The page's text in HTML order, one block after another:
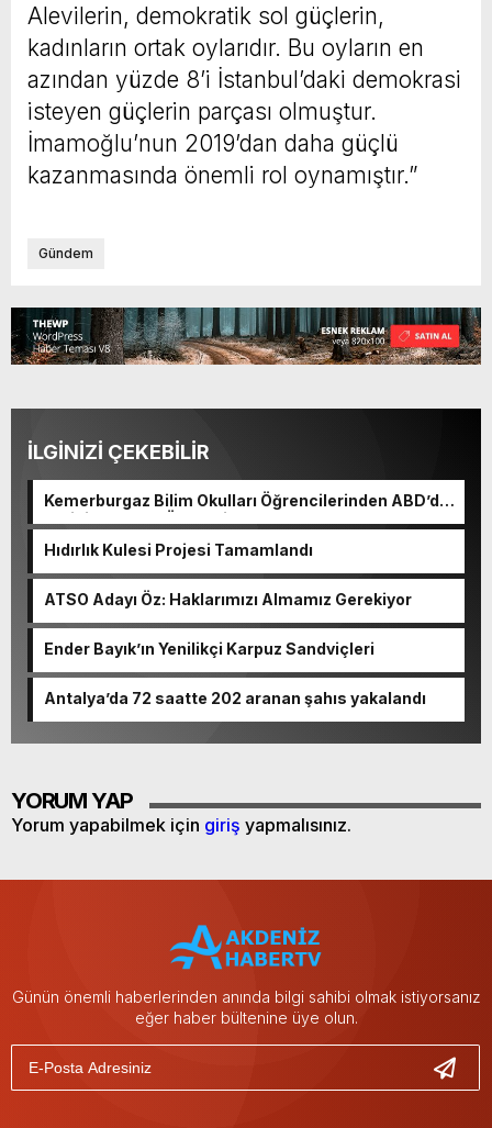
Alevilerin, demokratik sol güçlerin,
kadınların ortak oylarıdır. Bu oyların en
azından yüzde 8’i İstanbul’daki demokrasi
isteyen güçlerin parçası olmuştur.
İmamoğlu’nun 2019’dan daha güçlü
kazanmasında önemli rol oynamıştır.”
Gündem
İLGİNİZİ ÇEKEBİLİR
Kemerburgaz Bilim Okulları Öğrencilerinden ABD’de
Tarihi Başarı: 6 Öğrenci 14 Madalya Kazandı
Hıdırlık Kulesi Projesi Tamamlandı
ATSO Adayı Öz: Haklarımızı Almamız Gerekiyor
Ender Bayık’ın Yenilikçi Karpuz Sandviçleri
Antalya’da 72 saatte 202 aranan şahıs yakalandı
YORUM YAP
Yorum yapabilmek için giriş yapmalısınız.
Günün önemli haberlerinden anında bilgi sahibi olmak istiyorsanız
eğer haber bültenine üye olun.